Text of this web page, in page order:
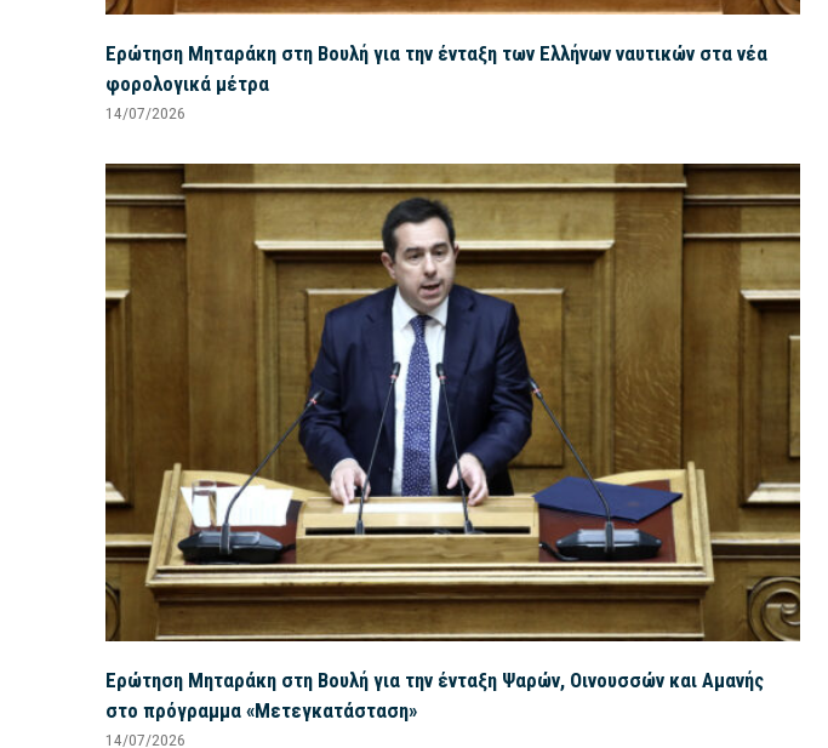
Ερώτηση Μηταράκη στη Βουλή για την ένταξη των Ελλήνων ναυτικών στα νέα
φορολογικά μέτρα
14/07/2026
Ερώτηση Μηταράκη στη Βουλή για την ένταξη Ψαρών, Οινουσσών και Αμανής
στο πρόγραμμα «Μετεγκατάσταση»
14/07/2026